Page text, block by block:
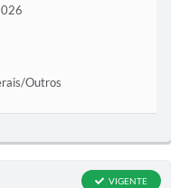
Outros
VIGENTE